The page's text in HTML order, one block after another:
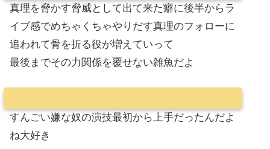
真理を脅かす脅威として出て来た癖に後半からラ
イブ感でめちゃくちゃやりだす真理のフォローに
追われて骨を折る役が増えていって
最後までその力関係を覆せない雑魚だよ
すんごい嫌な奴の演技最初から上手だったんだよ
ね大好き